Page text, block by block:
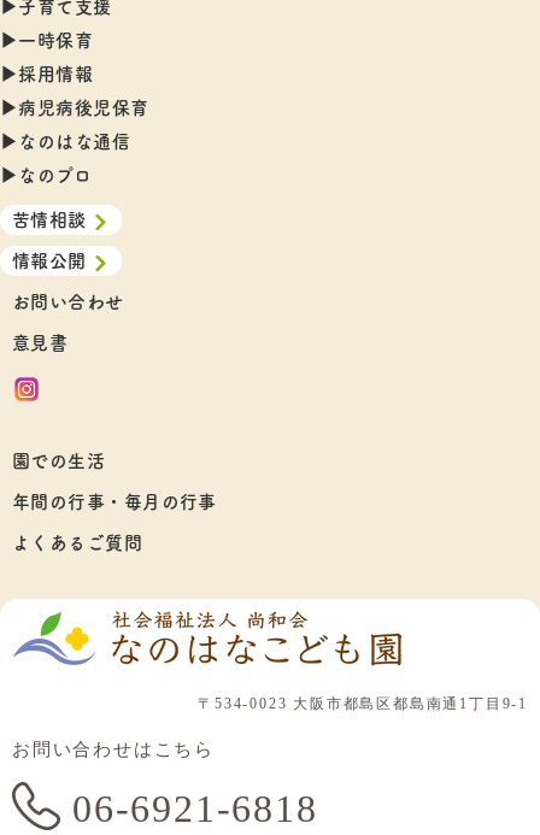
▶︎子育て支援
▶︎一時保育
▶︎採用情報
▶︎病児病後児保育
▶︎なのはな通信
▶︎なのプロ
苦情相談
情報公開
お問い合わせ
意見書
園での生活
年間の行事・毎月の行事
よくあるご質問
〒534-0023 大阪市都島区都島南通1丁目9-1
お問い合わせはこちら
06-6921-6818